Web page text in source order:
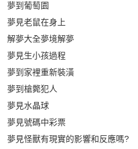
夢到葡萄園
夢見老鼠在身上
解夢大全夢境解夢
夢見生小孩過程
夢到家裡重新裝潢
夢到槍斃犯人
夢見水晶球
夢見號碼中彩票
夢見怪獸有現實的影響和反應嗎?